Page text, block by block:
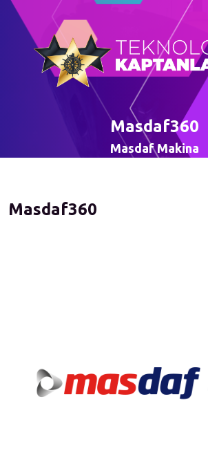
Masdaf360
Masdaf Makina
Masdaf360